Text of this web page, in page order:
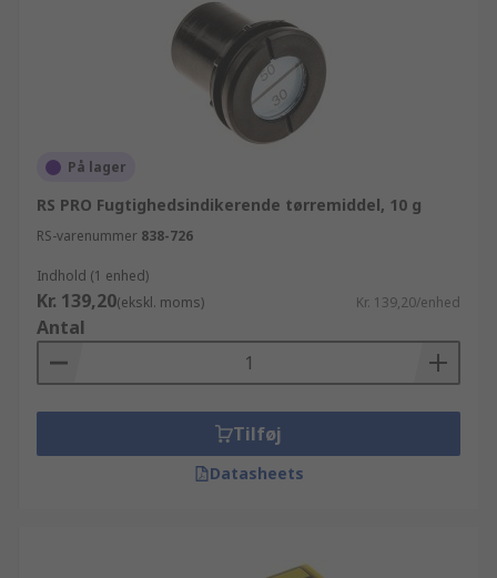
På lager
RS PRO Fugtighedsindikerende tørremiddel, 10 g
RS-varenummer 838-726
Indhold (1 enhed)
Kr. 139,20(ekskl. moms) Kr. 139,20/enhed
Antal
Tilføj
Datasheets